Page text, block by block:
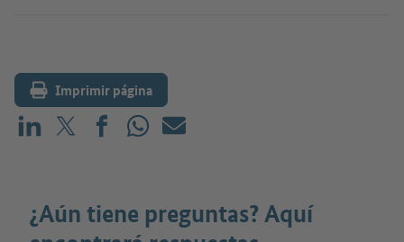
Imprimir página
Compartir en LinkedIn
Compartir en X (antes: Twitter)
Compartir en Facebook
Compartir en WhatsApp
Correo electrónico
¿Aún tiene preguntas? Aquí